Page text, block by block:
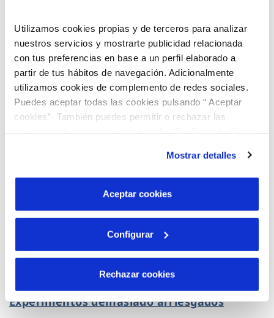
Utilizamos cookies propias y de terceros para analizar
nuestros servicios y mostrarte publicidad relacionada
con tus preferencias en base a un perfil elaborado a
partir de tus hábitos de navegación. Adicionalmente
utilizamos cookies de complemento de redes sociales.
Puedes aceptar todas las cookies pulsando “ Aceptar
cookies”· También puedes permitir o rechazar las
instalación de todas las cookies salvo las necesarias que
son indispensables para que el sitio web funcione y que
por tanto no se pueden desactivar. Puedes consultar
Mostrar detalles
Aceptar cookies
Configurar
Rechazar cookies
08 JUL 2021
Batiendo récords meteorológicos
Experimentos demasiado arriesgados